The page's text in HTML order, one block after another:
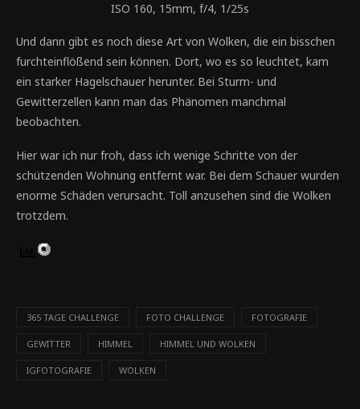
ISO 160, 15mm, f/4, 1/25s
Und dann gibt es noch diese Art von Wolken, die ein bisschen
furchteinflößend sein können. Dort, wo es so leuchtet, kam
ein starker Hagelschauer herunter. Bei Sturm- und
Gewitterzellen kann man das Phänomen manchmal
beobachten.
Hier war ich nur froh, dass ich wenige Schritte von der
schützenden Wohnung entfernt war. Bei dem Schauer wurden
enorme Schäden verursacht. Toll anzusehen sind die Wolken
trotzdem.
365 TAGE CHALLENGE FOTO CHALLENGE FOTOGRAFIE
GEWITTER HIMMEL HIMMEL UND WOLKEN
IGFOTOGRAFIE WOLKEN